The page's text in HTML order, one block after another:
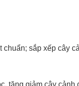
sắp xếp cây
tăng giảm cây cảnh